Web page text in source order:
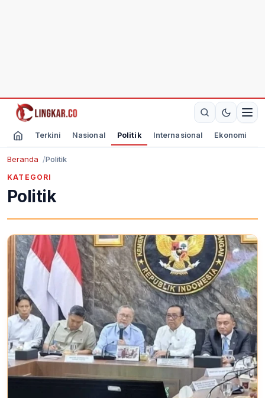
Terkini Nasional Politik Internasional Ekonomi
Beranda Politik
KATEGORI
Politik